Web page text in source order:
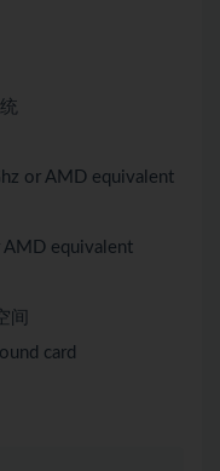
or AMD equivalent
AMD equivalent
间
card